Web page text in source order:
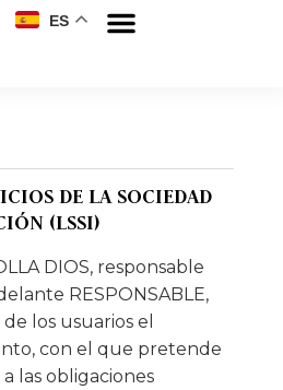
ES
DE LA SOCIEDAD
(LSSI)
DIOS, responsable
RESPONSABLE,
los usuarios el
con el que pretende
las obligaciones